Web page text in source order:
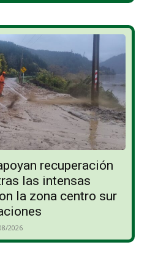
recuperación
las intensas
la zona centro sur
2026